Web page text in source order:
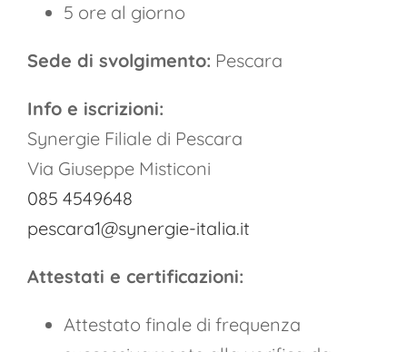
5 ore al giorno
Sede di svolgimento: Pescara
Info e iscrizioni:
Synergie Filiale di Pescara
Via Giuseppe Misticoni
085 4549648
pescara1@synergie-italia.it
Attestati e certificazioni:
Attestato finale di frequenza